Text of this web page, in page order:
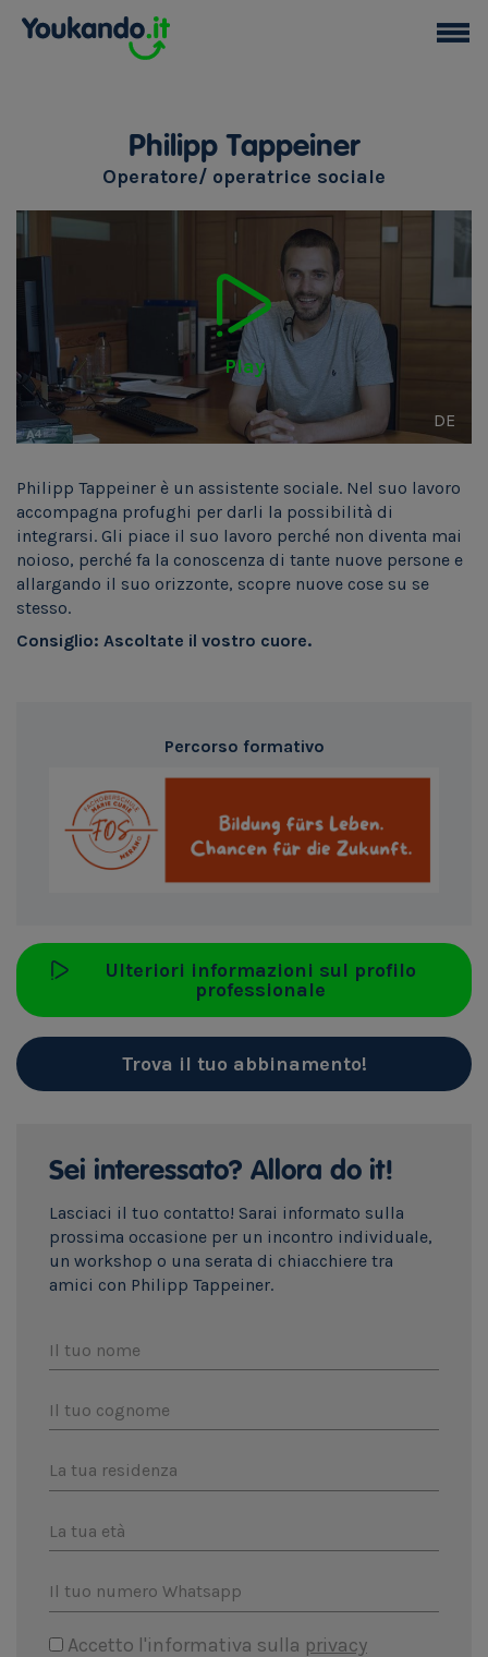
Philipp Tappeiner
Operatore/ operatrice sociale
Play
DE
Philipp Tappeiner è un assistente sociale. Nel suo lavoro
accompagna profughi per darli la possibilità di
integrarsi. Gli piace il suo lavoro perché non diventa mai
noioso, perché fa la conoscenza di tante nuove persone e
allargando il suo orizzonte, scopre nuove cose su se
stesso.
Consiglio: Ascoltate il vostro cuore.
Percorso formativo
Ulteriori informazioni sul profilo
professionale
Trova il tuo abbinamento!
Sei interessato? Allora do it!
Lasciaci il tuo contatto! Sarai informato sulla
prossima occasione per un incontro individuale,
un workshop o una serata di chiacchiere tra
amici con Philipp Tappeiner.
Il tuo nome
Il tuo cognome
La tua residenza
La tua età
Il tuo numero Whatsapp
Accetto l'informativa sulla privacy